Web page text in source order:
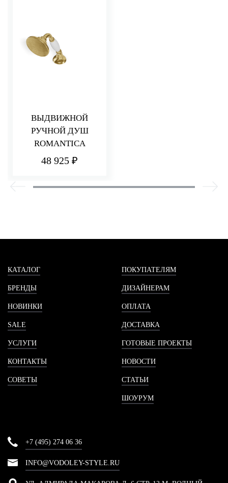
ВЫДВИЖНОЙ
РУЧНОЙ ДУШ
ROMANTICA
48 925 ₽
КАТАЛОГ
БРЕНДЫ
НОВИНКИ
SALE
УСЛУГИ
КОНТАКТЫ
СОВЕТЫ
ПОКУПАТЕЛЯМ
ДИЗАЙНЕРАМ
ОПЛАТА
ДОСТАВКА
ГОТОВЫЕ ПРОЕКТЫ
НОВОСТИ
СТАТЬИ
ШОУРУМ
+7 (495) 274 06 36
INFO@VODOLEY-STYLE.RU